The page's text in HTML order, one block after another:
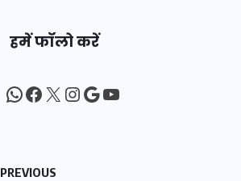
हमें फॉलो करें
WhatsApp
Facebook
X Instagram
Google
YouTube
PREVIOUS